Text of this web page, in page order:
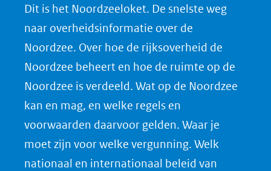
o
p
F
a
c
e
b
o
o
o
p
L
i
n
k
e
d
I
o
p
X
(opent
in
nieuw
venster)
(verwijst
naar
o
a
d
P
D
F
Dit is het Noordzeeloket. De snelste weg
naar overheidsinformatie over de
Noordzee. Over hoe de rijksoverheid de
Noordzee beheert en hoe de ruimte op de
Noordzee is verdeeld. Wat op de Noordzee
kan en mag, en welke regels en
voorwaarden daarvoor gelden. Waar je
moet zijn voor welke vergunning. Welk
nationaal en internationaal beleid van